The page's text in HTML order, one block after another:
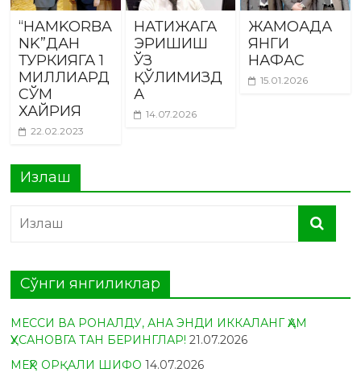
“HAMKORBA
NK”ДАН
ТУРКИЯГА 1
МИЛЛИАРД
СЎМ
ХАЙРИЯ
22.02.2023
НАТИЖАГА
ЭРИШИШ
ЎЗ
ҚЎЛИМИЗД
А
14.07.2026
ЖАМОАДА
ЯНГИ
НАФАС
15.01.2026
Излаш
Сўнги янгиликлар
МЕССИ ВА РОНАЛДУ, АНА ЭНДИ ИККАЛАНГ ҲАМ
ҲУСАНОВГА ТАН БЕРИНГЛАР! 21.07.2026
МЕҲР ОРҚАЛИ ШИФО 14.07.2026